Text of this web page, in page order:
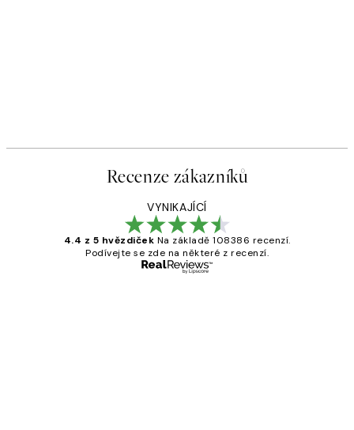
Recenze zákazníků
VYNIKAJÍCÍ
4.4 z 5 hvězdiček Na základě 108386 recenzí.
Podívejte se zde na některé z recenzí.